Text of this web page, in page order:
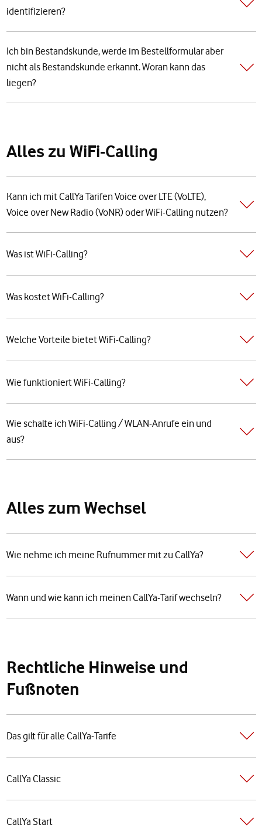
identifizieren?
Ich bin Bestandskunde, werde im Bestellformular aber
nicht als Bestandskunde erkannt. Woran kann das
liegen?
Alles zu WiFi-Calling
Kann ich mit CallYa Tarifen Voice over LTE (VoLTE),
Voice over New Radio (VoNR) oder WiFi-Calling nutzen?
Was ist WiFi-Calling?
Was kostet WiFi-Calling?
Welche Vorteile bietet WiFi-Calling?
Wie funktioniert WiFi-Calling?
Wie schalte ich WiFi-Calling / WLAN-Anrufe ein und
aus?
Alles zum Wechsel
Wie nehme ich meine Rufnummer mit zu CallYa?
Wann und wie kann ich meinen CallYa-Tarif wechseln?
Rechtliche Hinweise und
Fußnoten
Das gilt für alle CallYa-Tarife
CallYa Classic
CallYa Start